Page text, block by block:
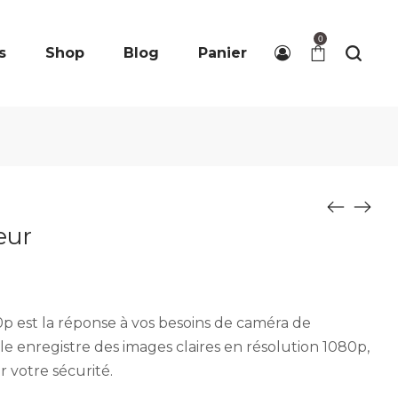
0
Shop Blog Panier
est la réponse à vos besoins de caméra de
enregistre des images claires en résolution 1080p,
votre sécurité.